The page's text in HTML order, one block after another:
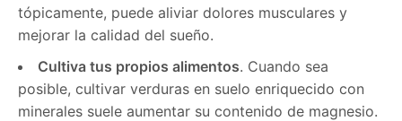
tópicamente, puede aliviar dolores musculares y
mejorar la calidad del sueño.
Cultiva tus propios alimentos. Cuando sea
posible, cultivar verduras en suelo enriquecido con
minerales suele aumentar su contenido de magnesio.